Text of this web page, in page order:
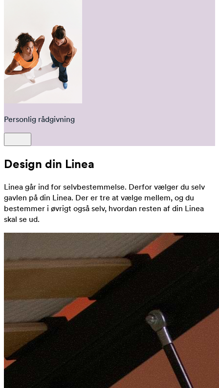
Personlig rådgivning
Design din Linea
Linea går ind for selvbestemmelse. Derfor vælger du selv
gavlen på din Linea. Der er tre at vælge mellem, og du
bestemmer i øvrigt også selv, hvordan resten af din Linea
skal se ud.